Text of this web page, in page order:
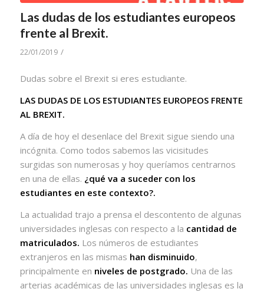
Las dudas de los estudiantes europeos
frente al Brexit.
22/01/2019 /
Dudas sobre el Brexit si eres estudiante.
LAS DUDAS DE LOS ESTUDIANTES EUROPEOS FRENTE
AL BREXIT.
A día de hoy el desenlace del Brexit sigue siendo una
incógnita. Como todos sabemos las vicisitudes
surgidas son numerosas y hoy queríamos centrarnos
en una de ellas. ¿qué va a suceder con los
estudiantes en este contexto?.
La actualidad trajo a prensa el descontento de algunas
universidades inglesas con respecto a la cantidad de
matriculados. Los números de estudiantes
extranjeros en las mismas han disminuido,
principalmente en niveles de postgrado. Una de las
arterias académicas de las universidades inglesas es la